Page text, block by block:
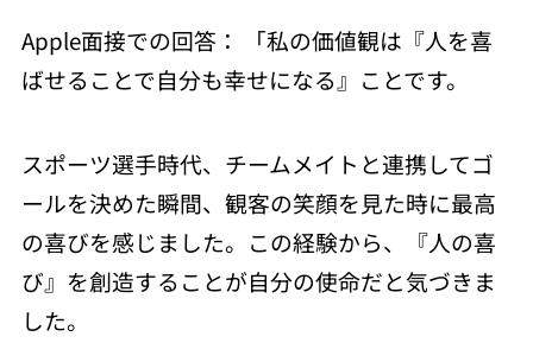
Apple面接での回答： 「私の価値観は『人を喜
ばせることで自分も幸せになる』ことです。
スポーツ選手時代、チームメイトと連携してゴ
ールを決めた瞬間、観客の笑顔を見た時に最高
の喜びを感じました。この経験から、『人の喜
び』を創造することが自分の使命だと気づきま
した。